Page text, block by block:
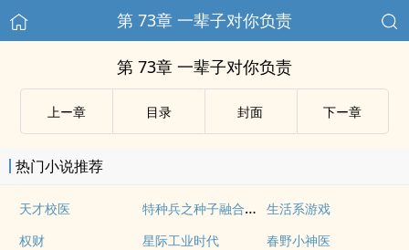
第 73章 一辈子对你负责
第 73章 一辈子对你负责
上ー章 目录 封面 下ー章
热门小说推荐
天才校医 特种兵之种子融合系统
生活系游戏
权财
星际工业时代 春野小神医